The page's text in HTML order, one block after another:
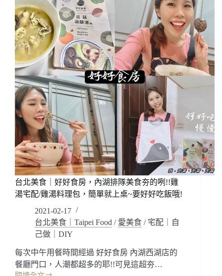
台北美食｜好好食房，內湖排隊美食夯的咧!!雞
湯宅配/雞湯料理包，簡單就上桌~要好好吃飯哦!
2021-02-17
台北美食｜Taipei Food / 愛美食 / 宅配｜自
己做｜DIY
每次中午用餐時間經過 好好食房 內湖西湖店的
餐廳門口，人潮都超多的耶!!可見這超夯…